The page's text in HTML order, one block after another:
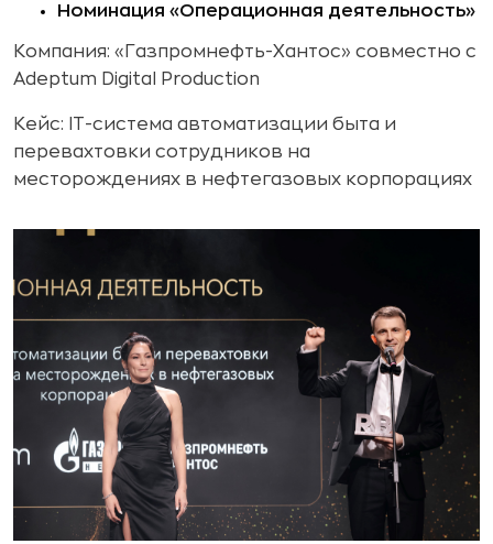
Номинация «Операционная деятельность»
Компания: «Газпромнефть-Хантос» совместно с
Adeptum Digital Production
Кейс: IT-система автоматизации быта и
перевахтовки сотрудников на
месторождениях в нефтегазовых корпорациях